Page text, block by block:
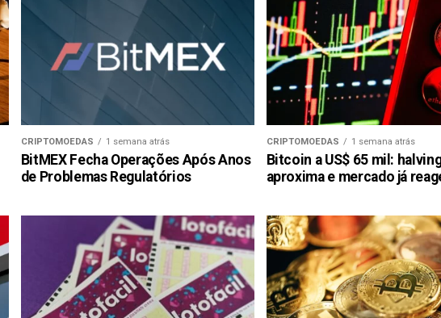
CRIPTOMOEDAS 1 semana atrás
BitMEX Fecha Operações Após Anos
de Problemas Regulatórios
CRIPTOMOEDAS 1 semana atrás
Bitcoin a US$ 65 mil:
aproxima e mercado já